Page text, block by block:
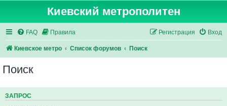
Киевский метрополитен
FAQ Правила Вход
Регистрация
Киевское метро Список форумов Поиск
Поиск
ЗАПРОС